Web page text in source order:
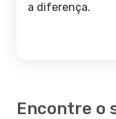
a diferença.
Encontre o